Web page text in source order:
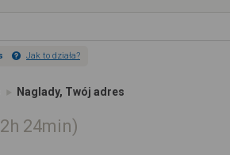
Jak to działa?
Naglady, Twój adres
2h 24min